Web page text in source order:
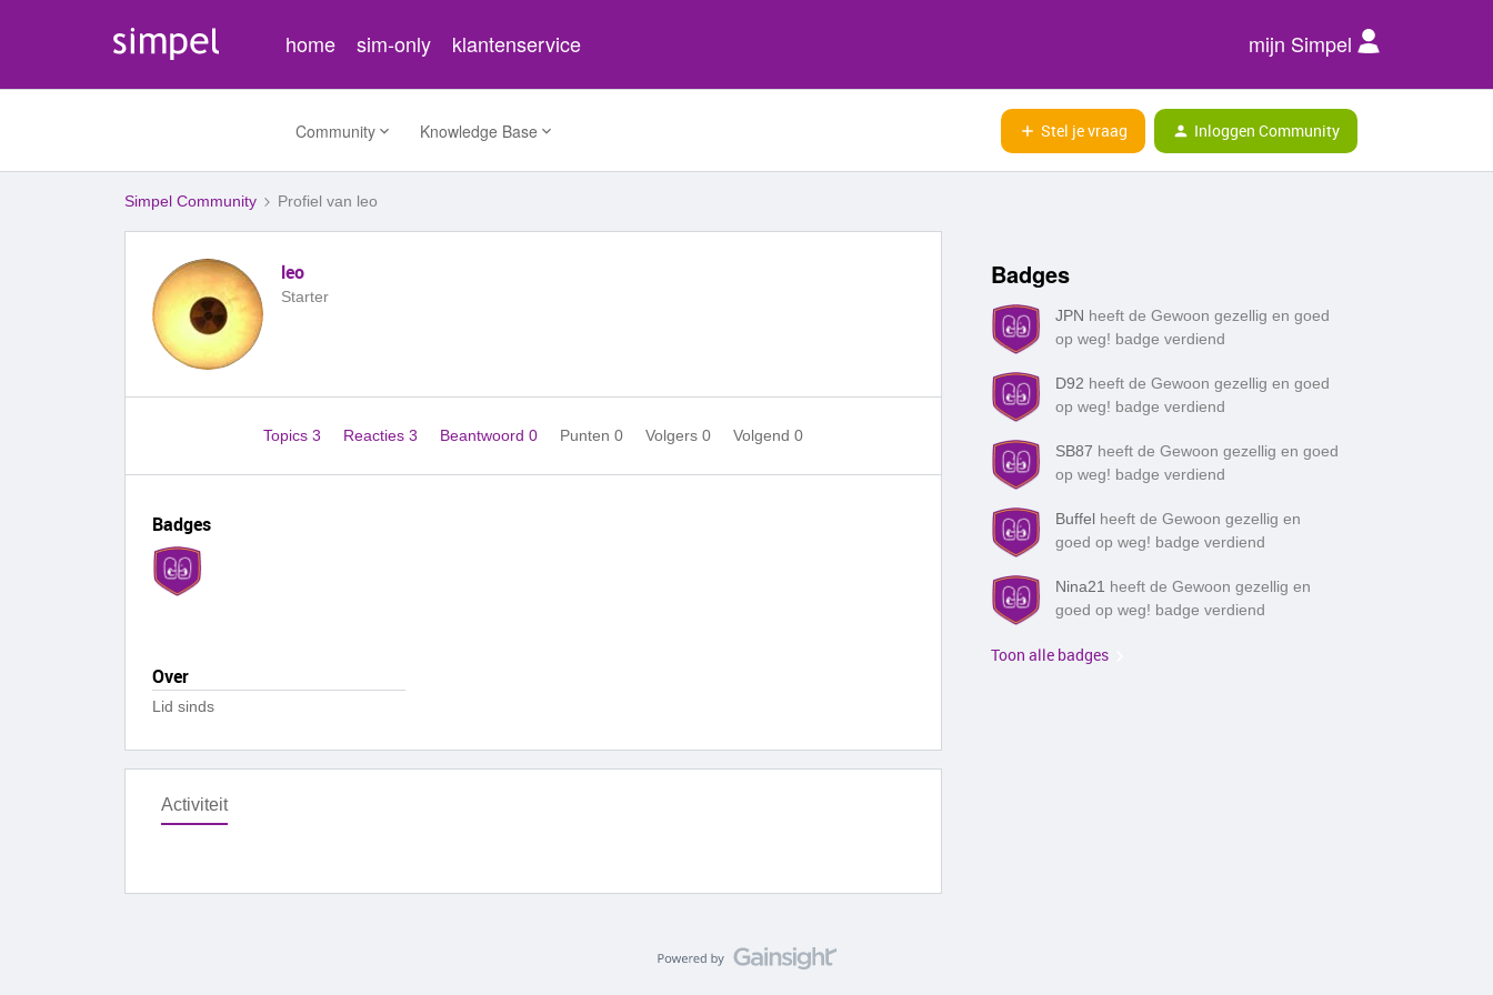
home sim-only klantenservice mijn Simpel
Community Knowledge Base Stel je vraag Inloggen Community
Simpel Community Profiel van leo
leo
Starter
Topics 3 Reacties 3 Beantwoord 0 Punten 0 Volgers 0 Volgend 0
Badges
Over
Lid sinds
Activiteit
Badges
JPN heeft de Gewoon gezellig en goed
op weg! badge verdiend
D92 heeft de Gewoon gezellig en goed
op weg! badge verdiend
SB87 heeft de Gewoon gezellig en goed
op weg! badge verdiend
Buffel heeft de Gewoon gezellig en
goed op weg! badge verdiend
Nina21 heeft de Gewoon gezellig en
goed op weg! badge verdiend
Toon alle badges